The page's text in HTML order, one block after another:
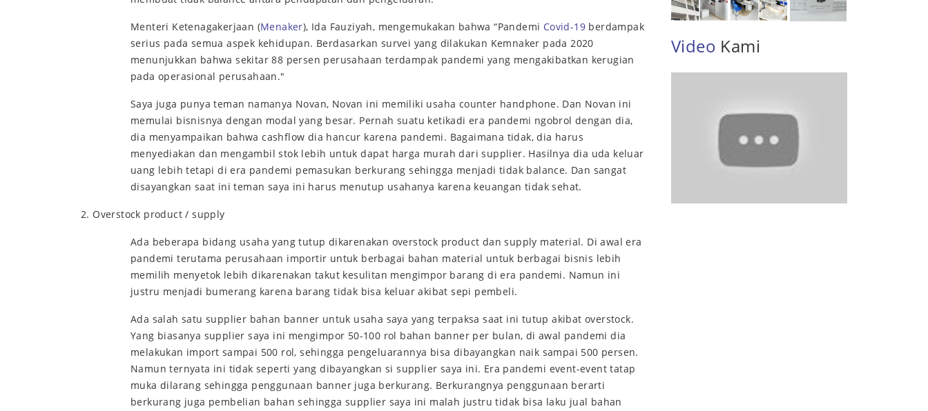
Menteri Ketenagakerjaan (Menaker), Ida Fauziyah, mengemukakan bahwa “Pandemi Covid-19 berdampak
serius pada semua aspek kehidupan. Berdasarkan survei yang dilakukan Kemnaker pada 2020
menunjukkan bahwa sekitar 88 persen perusahaan terdampak pandemi yang mengakibatkan kerugian
pada operasional perusahaan."
Saya juga punya teman namanya Novan, Novan ini memiliki usaha counter handphone. Dan Novan ini
memulai bisnisnya dengan modal yang besar. Pernah suatu ketikadi era pandemi ngobrol dengan dia,
dia menyampaikan bahwa cashflow dia hancur karena pandemi. Bagaimana tidak, dia harus
menyediakan dan mengambil stok lebih untuk dapat harga murah dari supplier. Hasilnya dia uda keluar
uang lebih tetapi di era pandemi pemasukan berkurang sehingga menjadi tidak balance. Dan sangat
disayangkan saat ini teman saya ini harus menutup usahanya karena keuangan tidak sehat.
2. Overstock product / supply
Ada beberapa bidang usaha yang tutup dikarenakan overstock product dan supply material. Di awal era
pandemi terutama perusahaan importir untuk berbagai bahan material untuk berbagai bisnis lebih
memilih menyetok lebih dikarenakan takut kesulitan mengimpor barang di era pandemi. Namun ini
justru menjadi bumerang karena barang tidak bisa keluar akibat sepi pembeli.
Ada salah satu supplier bahan banner untuk usaha saya yang terpaksa saat ini tutup akibat overstock.
Yang biasanya supplier saya ini mengimpor 50-100 rol bahan banner per bulan, di awal pandemi dia
melakukan import sampai 500 rol, sehingga pengeluarannya bisa dibayangkan naik sampai 500 persen.
Namun ternyata ini tidak seperti yang dibayangkan si supplier saya ini. Era pandemi event-event tatap
muka dilarang sehingga penggunaan banner juga berkurang. Berkurangnya penggunaan berarti
berkurang juga pembelian bahan sehingga supplier saya ini malah justru tidak bisa laku jual bahan
Video Kami